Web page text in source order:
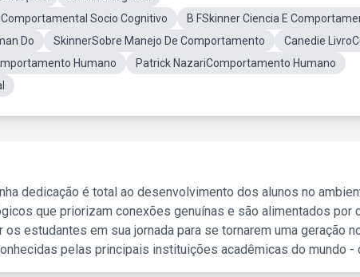
Socio Cognitivo
B FSkinner Ciencia E
Do
SkinnerSobre Manejo De Comportamento
Canedie
Humano
Patrick NazariComportamento Humano
dedicação é total ao desenvolvimento dos alunos no
que priorizam conexões genuínas e são alimentados por
os estudantes em sua jornada para se tornarem uma geração
pelas principais instituições acadêmicas do mundo -